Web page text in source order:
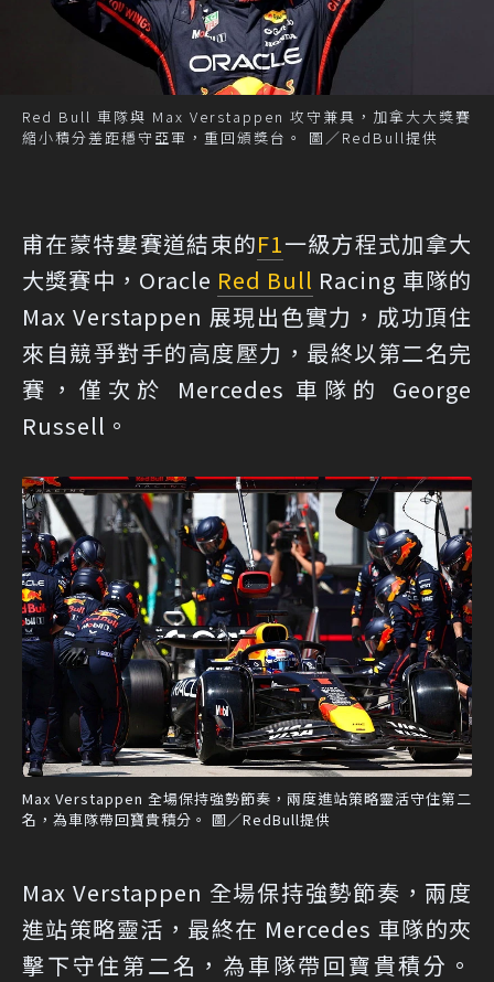
Red Bull 車隊與 Max Verstappen 攻守兼具，加拿大大獎賽
縮小積分差距穩守亞軍，重回頒獎台。 圖／RedBull提供
甫在蒙特婁賽道結束的F1一級方程式加拿大
大獎賽中，Oracle Red Bull Racing 車隊的
Max Verstappen 展現出色實力，成功頂住
來自競爭對手的高度壓力，最終以第二名完
賽，僅次於 Mercedes 車隊的 George
Russell。
Max Verstappen 全場保持強勢節奏，兩度進站策略靈活守住第二
名，為車隊帶回寶貴積分。 圖／RedBull提供
Max Verstappen 全場保持強勢節奏，兩度
進站策略靈活，最終在 Mercedes 車隊的夾
擊下守住第二名，為車隊帶回寶貴積分。